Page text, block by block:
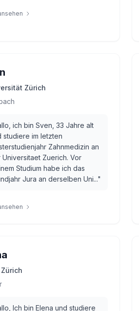
Zürich
ich bin Sven, 33 Jahre alt
studiere im letzten
Zahnmedizin an
Universitaet Zuerich. Vor
Studium habe ich das
Jura an derselben Uni..."
Zürich
Ich bin Elena und studiere